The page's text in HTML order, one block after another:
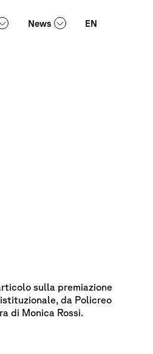
News EN
sulla premiazione
da Policreo
di Monica Rossi.